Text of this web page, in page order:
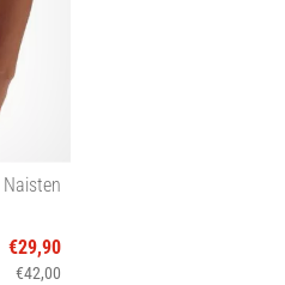
Naisten
€29,90
€42,00